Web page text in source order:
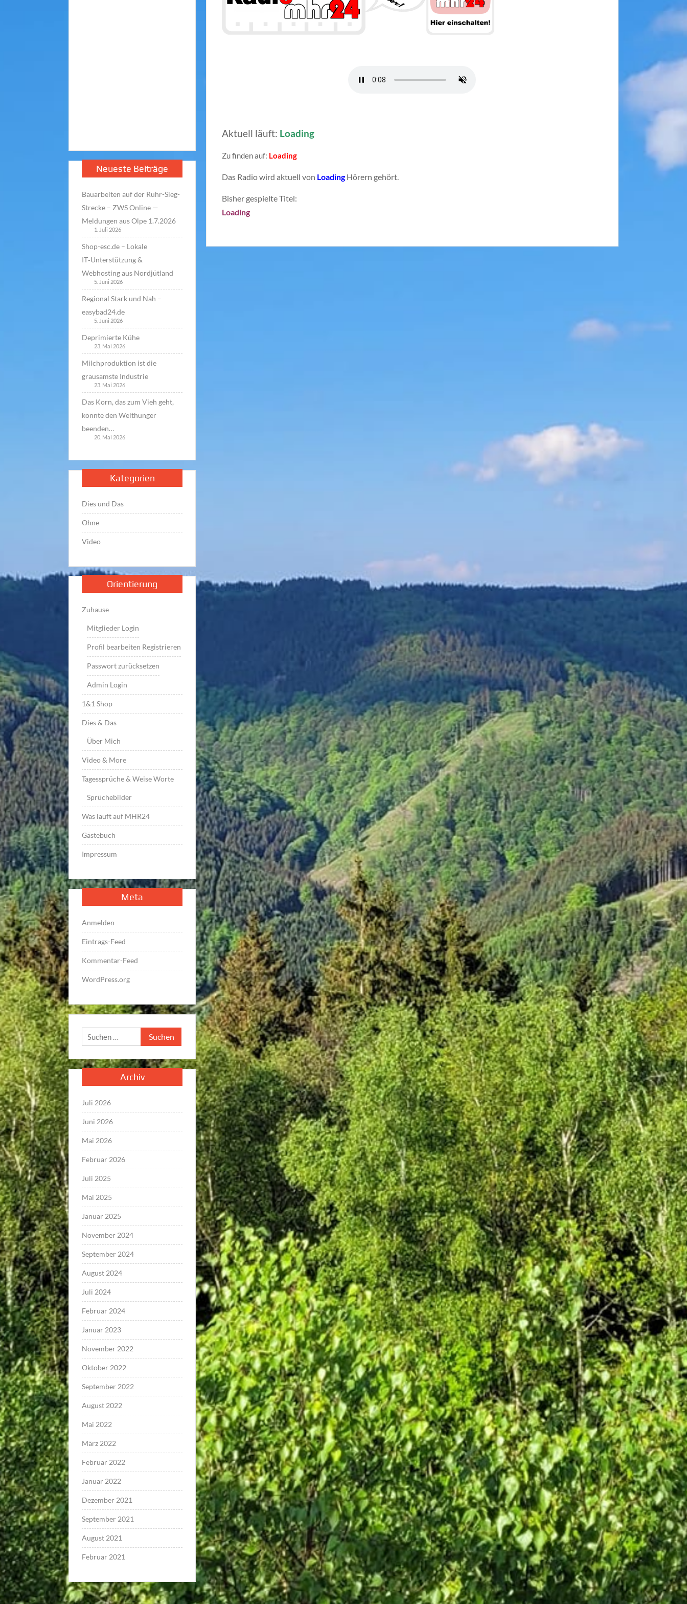
Aktuell läuft: Loading
Zu finden auf: Loading
Das Radio wird aktuell von LoadingHörern gehört.
Bisher gespielte Titel:
Loading
Neueste Beiträge
Bauarbeiten auf der Ruhr-Sieg-
Strecke – ZWS Online —
Meldungen aus Olpe 1.7.2026
1. Juli 2026
Shop-esc.de – Lokale
IT‑Unterstützung &
Webhosting aus Nordjütland
5. Juni 2026
Regional Stark und Nah –
easybad24.de
5. Juni 2026
Deprimierte Kühe
23. Mai 2026
Milchproduktion ist die
grausamste Industrie
23. Mai 2026
Das Korn, das zum Vieh geht,
könnte den Welthunger
beenden…
20. Mai 2026
Kategorien
Dies und Das
Ohne
Video
Orientierung
Zuhause
Mitglieder Login
Profil bearbeiten Registrieren
Passwort zurücksetzen
Admin Login
1&1 Shop
Dies & Das
Über Mich
Video & More
Tagessprüche & Weise Worte
Sprüchebilder
Was läuft auf MHR24
Gästebuch
Impressum
Meta
Anmelden
Eintrags-Feed
Kommentar-Feed
WordPress.org
Suchen
nach:
Archiv
Juli 2026
Juni 2026
Mai 2026
Februar 2026
Juli 2025
Mai 2025
Januar 2025
November 2024
September 2024
August 2024
Juli 2024
Februar 2024
Januar 2023
November 2022
Oktober 2022
September 2022
August 2022
Mai 2022
März 2022
Februar 2022
Januar 2022
Dezember 2021
September 2021
August 2021
Februar 2021